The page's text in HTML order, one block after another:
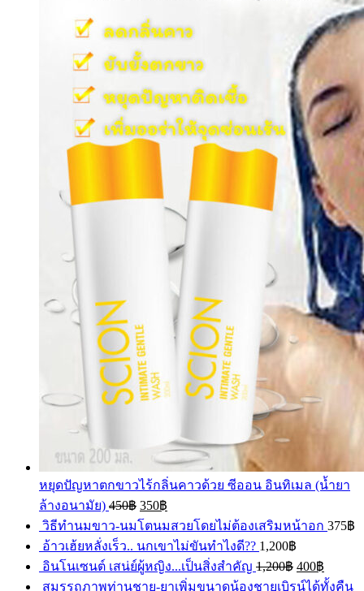
หยุดปัญหาตกขาวไร้กลิ่นคาวด้วย ซีออน อินทิเมล (น้ำยา
ล้างอนามัย) 450฿ 350฿
วิธีทำนมขาว-นมโตนมสวยโดยไม่ต้องเสริมหน้าอก 375฿
อ้าวเฮ้ยหลั่งเร็ว.. นกเขาไม่ขันทำไงดี?? 1,200฿
อินโนเซนต์ เสน่ย์ผู้หญิง...เป็นสิ่งสำคัญ 1,200฿ 400฿
สมรรถภาพท่านชาย-ยาเพิ่มขนาดน้องชายเบิรน์ได้ทั้งคืน